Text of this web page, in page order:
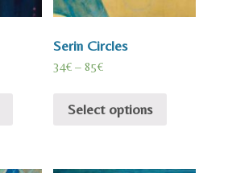
Serin Circles
34€ –85€
Select options